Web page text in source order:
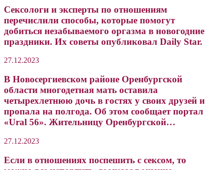
Сексологи и эксперты по отношениям
перечислили способы, которые помогут
добиться незабываемого оргазма в новогодние
праздники. Их советы опубликовал Daily Star.
27.12.2023
В Новосергиевском районе Оренбургской
области многодетная мать оставила
четырехлетнюю дочь в гостях у своих друзей и
пропала на полгода. Об этом сообщает портал
«Ural 56». Жительницу Оренбургской…
27.12.2023
Если в отношениях поспешить с сексом, то